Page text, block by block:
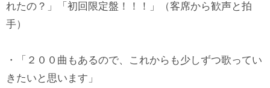
れたの？」「初回限定盤！！！」（客席から歓声と拍
手）
・「２００曲もあるので、これからも少しずつ歌ってい
きたいと思います」